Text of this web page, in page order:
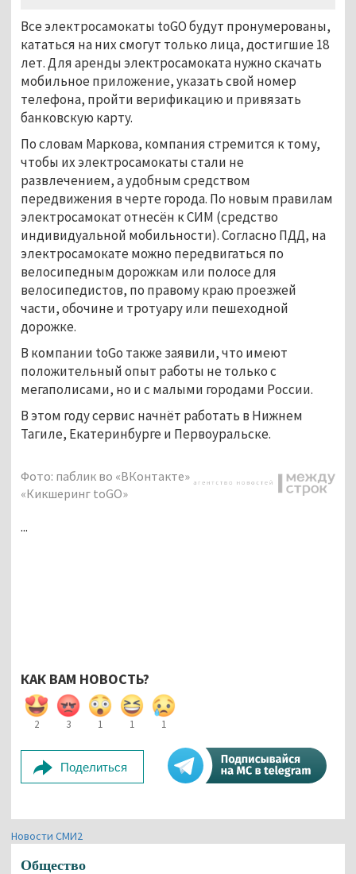
Все электросамокаты toGO будут пронумерованы,
кататься на них смогут только лица, достигшие 18
лет. Для аренды электросамоката нужно скачать
мобильное приложение, указать свой номер
телефона, пройти верификацию и привязать
банковскую карту.
По словам Маркова, компания стремится к тому,
чтобы их электросамокаты стали не
развлечением, а удобным средством
передвижения в черте города. По новым правилам
электросамокат отнесён к СИМ (средство
индивидуальной мобильности). Согласно ПДД, на
электросамокате можно передвигаться по
велосипедным дорожкам или полосе для
велосипедистов, по правому краю проезжей
части, обочине и тротуару или пешеходной
дорожке.
В компании toGo также заявили, что имеют
положительный опыт работы не только с
мегаполисами, но и с малыми городами России.
В этом году сервис начнёт работать в Нижнем
Тагиле, Екатеринбурге и Первоуральске.
Фото: паблик во «ВКонтакте»
«Кикшеринг toGO»
...
КАК ВАМ НОВОСТЬ?
2 3 1 1 1
Поделиться
Новости СМИ2
Общество